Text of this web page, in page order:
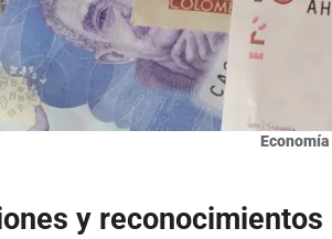
Economía
y reconocimientos